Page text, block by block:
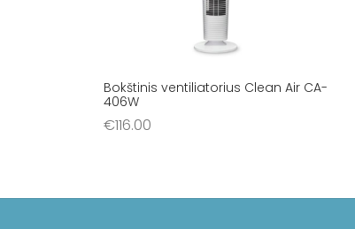
Bokštinis ventiliatorius Clean Air CA-
406W
€116.00